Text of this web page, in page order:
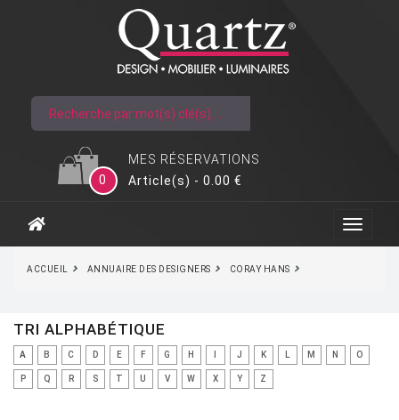
MES RÉSERVATIONS
0
Article(s) - 0.00 €
ACCUEIL ANNUAIRE DES DESIGNERS CORAY HANS
TRI ALPHABÉTIQUE
A B C D E F G H J K M N O
P Q R S T U V W X Y Z